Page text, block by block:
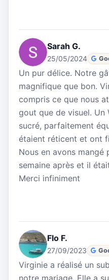
Sarah G.
25/05/2024
Un pur délice. Notre
magnifique que bon.
compris ce que nous
gout que de visuel. Un
sucré, parfaitement
étaient réticent et ont
Nous en avons mangé
semaine après et il
Merci infiniment
Flo F.
27/09/2023
Virginie a réalisé un